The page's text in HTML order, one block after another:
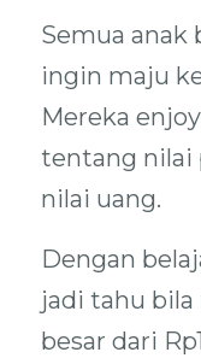
Semua anak
ingin maju
Mereka
tentang nilai
nilai uang.
Dengan
jadi tahu bila
besar dari